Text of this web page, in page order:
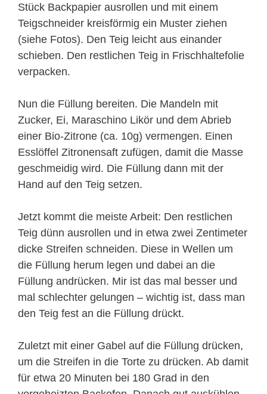
Stück Backpapier ausrollen und mit einem
Teigschneider kreisförmig ein Muster ziehen
(siehe Fotos). Den Teig leicht aus einander
schieben. Den restlichen Teig in Frischhaltefolie
verpacken.
Nun die Füllung bereiten. Die Mandeln mit
Zucker, Ei, Maraschino Likör und dem Abrieb
einer Bio-Zitrone (ca. 10g) vermengen. Einen
Esslöffel Zitronensaft zufügen, damit die Masse
geschmeidig wird. Die Füllung dann mit der
Hand auf den Teig setzen.
Jetzt kommt die meiste Arbeit: Den restlichen
Teig dünn ausrollen und in etwa zwei Zentimeter
dicke Streifen schneiden. Diese in Wellen um
die Füllung herum legen und dabei an die
Füllung andrücken. Mir ist das mal besser und
mal schlechter gelungen – wichtig ist, dass man
den Teig fest an die Füllung drückt.
Zuletzt mit einer Gabel auf die Füllung drücken,
um die Streifen in die Torte zu drücken. Ab damit
für etwa 20 Minuten bei 180 Grad in den